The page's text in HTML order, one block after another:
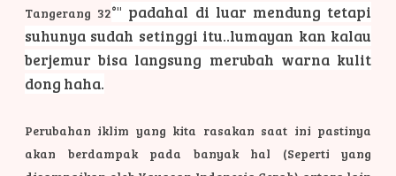
Tangerang 32°" padahal di luar mendung tetapi
suhunya sudah setinggi itu..lumayan kan kalau
berjemur bisa langsung merubah warna kulit
dong haha.
Perubahan iklim yang kita rasakan saat ini pastinya
akan berdampak pada banyak hal (Seperti yang